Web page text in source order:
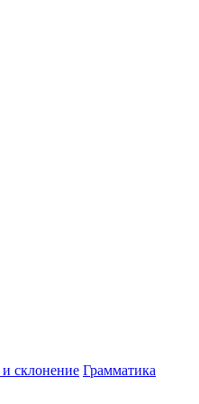
и склонение Грамматика